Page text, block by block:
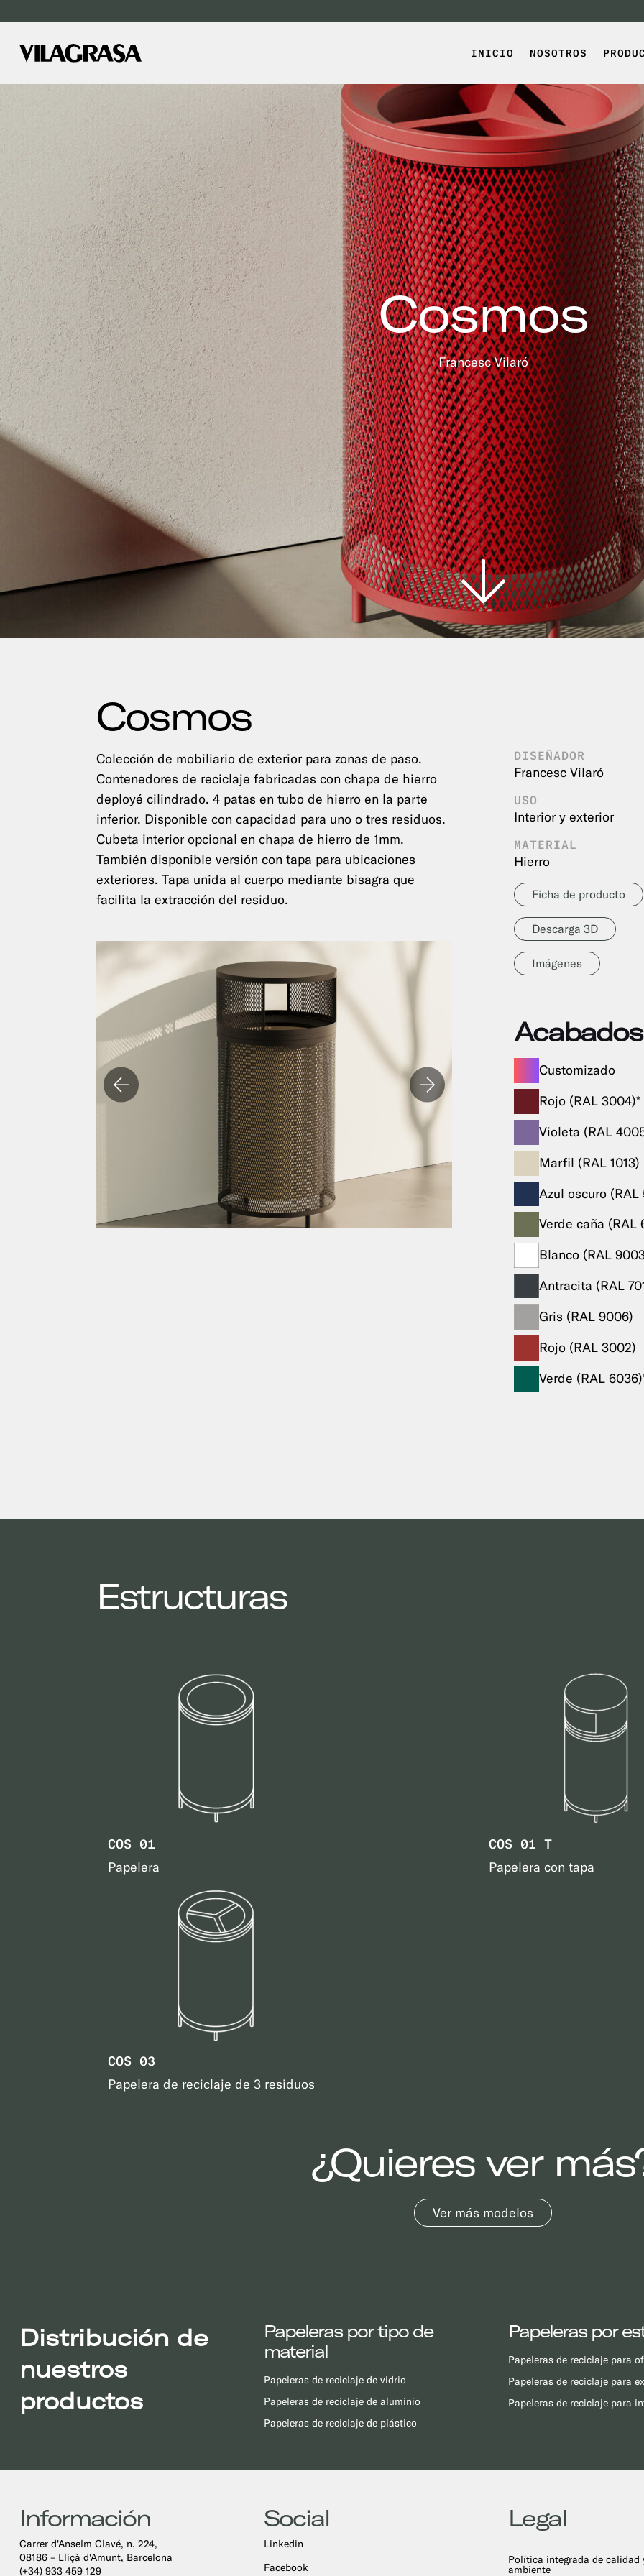
INICIO NOSOTROS
Cosmos
Francesc Vilaró
Cosmos
Colección de mobiliario de exterior para zonas de paso.
Contenedores de reciclaje fabricadas con chapa de hierro
deployé cilindrado. 4 patas en tubo de hierro en la parte
inferior. Disponible con capacidad para uno o tres residuos.
Cubeta interior opcional en chapa de hierro de 1mm.
También disponible versión con tapa para ubicaciones
exteriores. Tapa unida al cuerpo mediante bisagra que
facilita la extracción del residuo.
DISEÑADOR
Francesc Vilaró
USO
Interior y exterior
MATERIAL
Hierro
Ficha de producto
Descarga 3D
Imágenes
Acabados
Customizado
Rojo (RAL 3004)*
Violeta (RAL
Marfil (RAL 1013)
Azul oscuro (RAL
Verde caña (RAL
Blanco (RAL
Antracita (RAL
Gris (RAL 9006)
Rojo (RAL 3002)
Verde (RAL
Estructuras
COS 01
Papelera
COS 01 T
Papelera con tapa
COS 03
Papelera de reciclaje de 3 residuos
¿Quieres ver
Ver más modelos
Distribución de
nuestros
productos
Papeleras por tipo de
material
Papeleras de reciclaje de vidrio
Papeleras de reciclaje de aluminio
Papeleras de reciclaje de plástico
Papeleras por
Papeleras de reciclaje para
Papeleras de reciclaje para
Papeleras de reciclaje para
Información
Carrer d'Anselm Clavé, n. 224,
08186 – Lliçà d'Amunt, Barcelona
(+34) 933 459 129
Social
Linkedin
Facebook
Legal
Política integrada de calidad
ambiente